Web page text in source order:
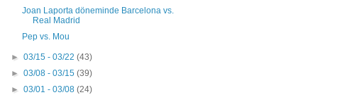
Joan Laporta döneminde Barcelona vs.
Real Madrid
Pep vs. Mou
►03/15 - 03/22(43)
►03/08 - 03/15(39)
►03/01 - 03/08(24)